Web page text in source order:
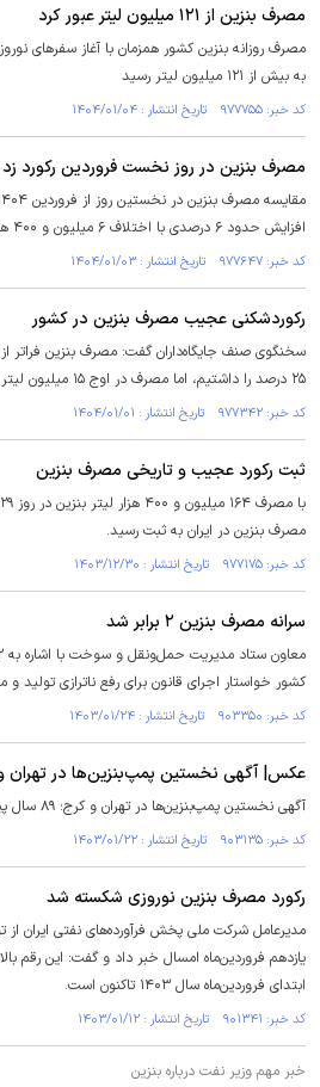
مصرف بنزین از ۱۲۱ میلیون لیتر عبور کرد
به بیش از ۱۲۱ میلیون لیتر رسید
کد خبر: ۹۷۷۷۵۵ تاریخ انتشار : ۱۴۰۴/۰۱/۰۴
مصرف بنزین در روز نخست فروردین رکورد زد
افزایش حدود ۶ درصدی با اختلاف ۶ میلیون و ۴۰۰ هزار لیتری دارد.
کد خبر: ۹۷۷۶۴۷ تاریخ انتشار : ۱۴۰۴/۰۱/۰۳
رکوردشکنی عجیب مصرف بنزین در کشور
۲۵ درصد را داشتیم، اما مصرف در اوج ۱۵ میلیون لیتر بیشتر از برنامه‌ریزی بود.
کد خبر: ۹۷۷۳۴۲ تاریخ انتشار : ۱۴۰۴/۰۱/۰۱
ثبت رکورد عجیب و تاریخی مصرف بنزین
مصرف بنزین در ایران به ثبت رسید.
کد خبر: ۹۷۷۱۷۵ تاریخ انتشار : ۱۴۰۳/۱۲/۳۰
سرانه مصرف بنزین ۲ برابر شد
کشور خواستار اجرای قانون برای رفع ناترازی تولید
کد خبر: ۹۰۳۳۵۰ تاریخ انتشار : ۱۴۰۳/۰۱/۲۴
عکس| آگهی نخستین پمپ‌بنزین‌ها در تهران و کرج؛ ۸۹
آگهی نخستین پمپ‌بنزین‌ها در تهران و کرج؛ ۸۹ سال پیش منتشر شده است.
کد خبر: ۹۰۳۱۳۵ تاریخ انتشار : ۱۴۰۳/۰۱/۲۲
رکورد مصرف بنزین نوروزی شکسته شد
یازدهم فروردین‌ماه امسال خبر داد و گفت: این رقم
ابتدای فروردین‌ماه سال ۱۴۰۳ تاکنون است.
کد خبر: ۹۰۱۳۴۱ تاریخ انتشار : ۱۴۰۳/۰۱/۱۲
خبر مهم وزیر نفت درباره بنزین